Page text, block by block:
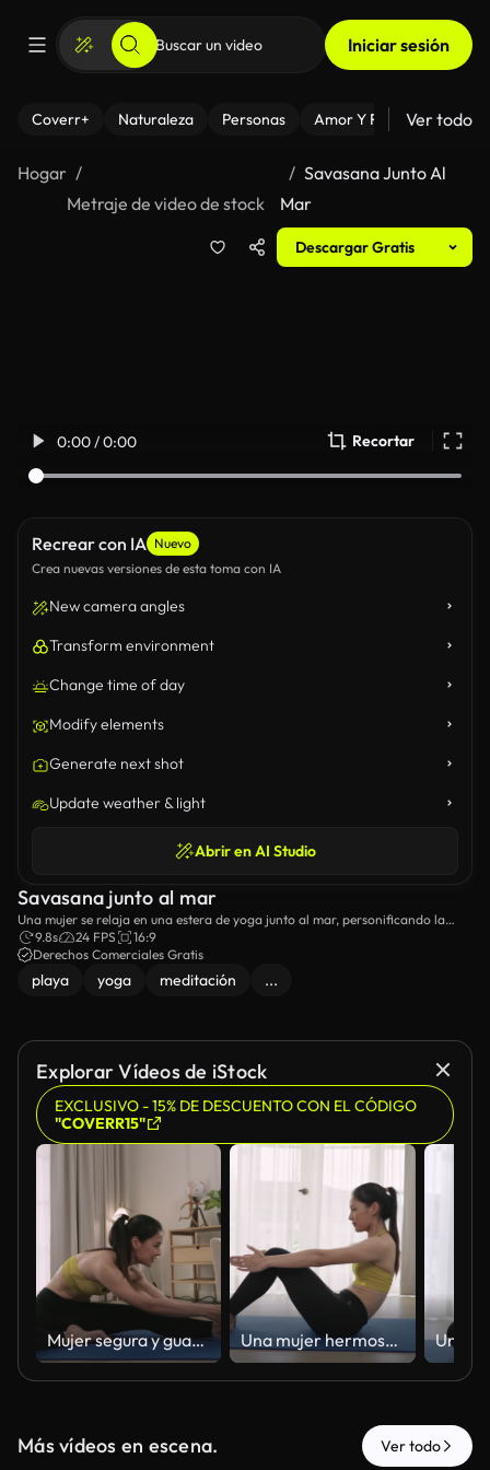
Iniciar sesión
Coverr+ Naturaleza Personas Amor Y Relaciones
Ver todo
Hogar
Metraje de video de stock
Savasana Junto Al
Mar
Descargar Gratis
0:00 / 0:00 Recortar
Recrear con IA Nuevo
Crea nuevas versiones de esta toma con IA
New camera angles
Transform environment
Change time of day
Modify elements
Generate next shot
Update weather & light
Abrir en AI Studio
Savasana junto al mar
Una mujer se relaja en una estera de yoga junto al mar, personificando la
tranquilidad con el sonido de las olas.
9.8s 24 FPS
16:9
Derechos Comerciales Gratis
playa yoga meditación ...
Explorar Vídeos de iStock
EXCLUSIVO - 15% DE DESCUENTO CON EL CÓDIGO
"COVERR15"
Mujer segura y guapa practicando y haciendo ejercicio en una esterilla de yoga, viendo una clase online en un portátil en casa. Una mujer hermosa y segura de sí misma está practicando y estirando ejercicios corporales en una esterilla de yoga en el salón de su casa.
Más vídeos en escena. Ver todo